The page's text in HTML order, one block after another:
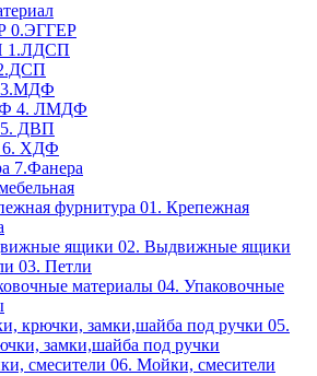
0.ЭГГЕР
1.ЛДСП
3.МДФ
4. ЛМДФ
5. ДВП
6. ХДФ
7.Фанера
01. Крепежная
02. Выдвижные ящики
03. Петли
04. Упаковочные
05.
замки,шайба под ручки
06. Мойки, смесители